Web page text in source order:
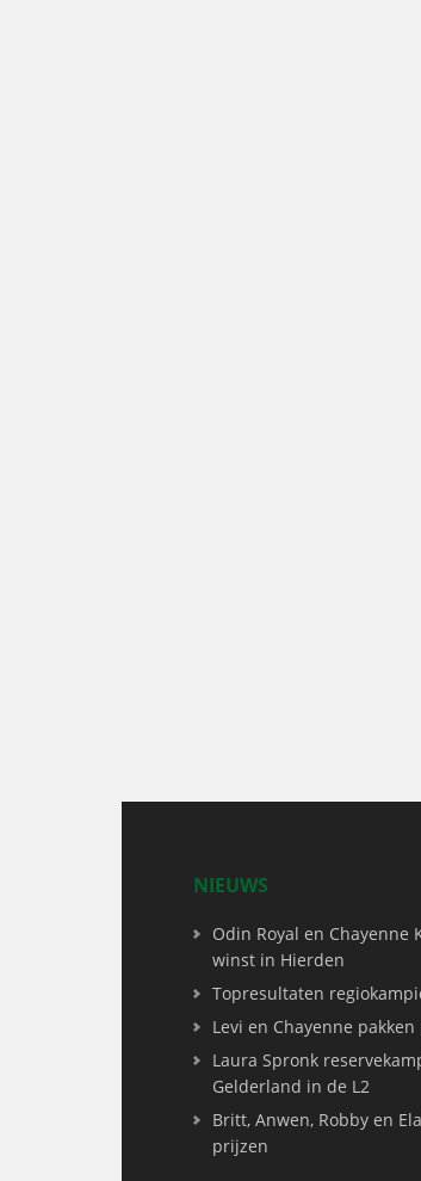
NIEUWS
Odin Royal en Chayenne
winst in Hierden
Topresultaten
Levi en Chayenne
Laura Spronk
Gelderland in de L2
Britt, Anwen, Robby en
prijzen